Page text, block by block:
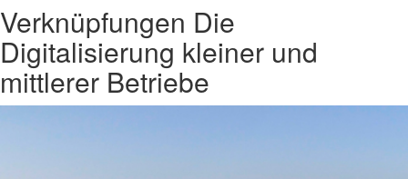
Verknüpfungen Die
Digitalisierung kleiner und
mittlerer Betriebe